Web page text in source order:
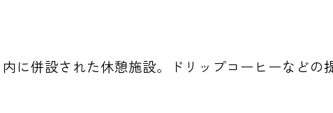
に併設された休憩施設。ドリップコーヒーなどの